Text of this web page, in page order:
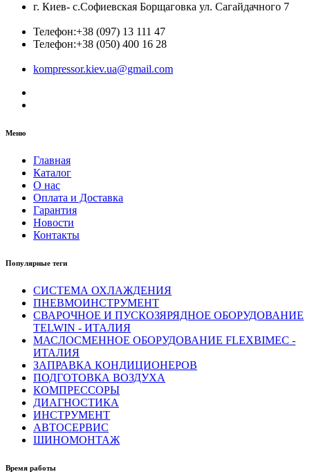
г. Киев- с.Софиевская Борщаговка ул. Сагайдачного 7
Телефон:+38 (097) 13 111 47
Телефон:+38 (050) 400 16 28
kompressor.kiev.ua@gmail.com
Меню
Главная
Каталог
О нас
Оплата и Доставка
Гарантия
Новости
Контакты
Популярные теги
СИСТЕМА ОХЛАЖДЕНИЯ
ПНЕВМОИНСТРУМЕНТ
СВАРОЧНОЕ И ПУСКОЗЯРЯДНОЕ ОБОРУДОВАНИЕ
TELWIN - ИТАЛИЯ
МАСЛОСМЕННОЕ ОБОРУДОВАНИЕ FLEXBIMEC -
ИТАЛИЯ
ЗАПРАВКА КОНДИЦИОНЕРОВ
ПОДГОТОВКА ВОЗДУХА
КОМПРЕССОРЫ
ДИАГНОСТИКА
ИНСТРУМЕНТ
АВТОСЕРВИС
ШИНОМОНТАЖ
Время работы